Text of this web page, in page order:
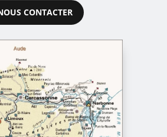
CONTACTER